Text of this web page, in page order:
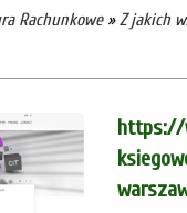
Rachunkowe»Z jakich
https://